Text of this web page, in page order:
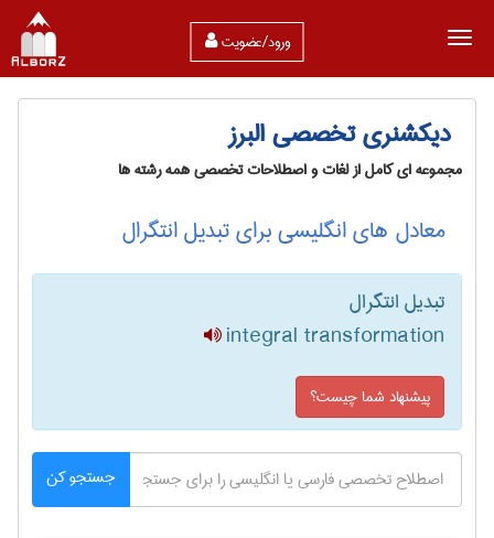
ورود/عضویت
دیکشنری تخصصی البرز
مجموعه ای کامل از لغات و اصطلاحات تخصصی همه رشته ها
معادل های انگلیسی برای تبدیل انتگرال
تبدیل انتگرال
integral transformation
پیشنهاد شما چیست؟
جستجو کن